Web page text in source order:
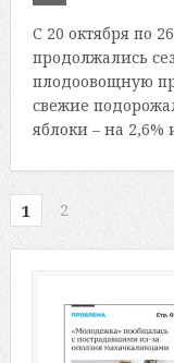
С 20 октября по
продолжались
плодоовощную
свежие
яблоки – на 2,6%
1 2